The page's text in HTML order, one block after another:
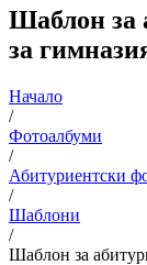
Шаблон за
за
Начало
/
Фотоалбуми
/
Абитуриентски
/
Шаблони
/
Шаблон за